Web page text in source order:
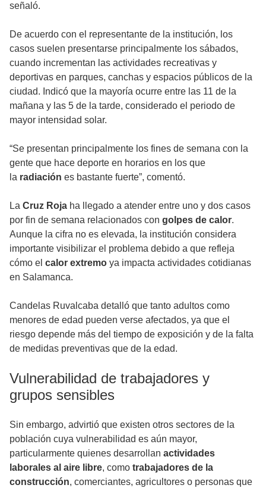
señaló.
De acuerdo con el representante de la institución, los
casos suelen presentarse principalmente los sábados,
cuando incrementan las actividades recreativas y
deportivas en parques, canchas y espacios públicos de la
ciudad. Indicó que la mayoría ocurre entre las 11 de la
mañana y las 5 de la tarde, considerado el periodo de
mayor intensidad solar.
“Se presentan principalmente los fines de semana con la
gente que hace deporte en horarios en los que
la radiación es bastante fuerte”, comentó.
La Cruz Roja ha llegado a atender entre uno y dos casos
por fin de semana relacionados con golpes de calor.
Aunque la cifra no es elevada, la institución considera
importante visibilizar el problema debido a que refleja
cómo el calor extremo ya impacta actividades cotidianas
en Salamanca.
Candelas Ruvalcaba detalló que tanto adultos como
menores de edad pueden verse afectados, ya que el
riesgo depende más del tiempo de exposición y de la falta
de medidas preventivas que de la edad.
Vulnerabilidad de trabajadores y
grupos sensibles
Sin embargo, advirtió que existen otros sectores de la
población cuya vulnerabilidad es aún mayor,
particularmente quienes desarrollan actividades
laborales al aire libre, como trabajadores de la
construcción, comerciantes, agricultores o personas que